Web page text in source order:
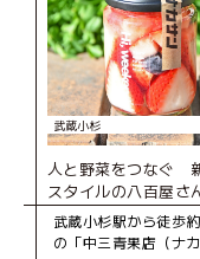
武蔵小杉
人と野菜をつなぐ
スタイルの八百屋さ
武蔵小杉駅から徒歩
の「中三青果店（ナカ